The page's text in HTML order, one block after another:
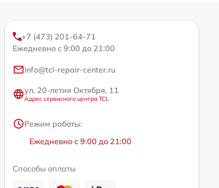
+7 (473) 201-64-71
Ежедневно с 9:00 до 21:00
info@tcl-repair-center.ru
ул. 20-летия Октября, 11
Адрес сервисного центра TCL
Режим работы:
Ежедневно с 9:00 до 21:00
Способы оплаты